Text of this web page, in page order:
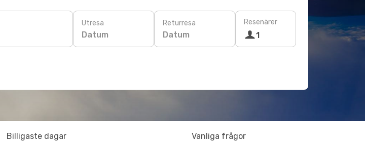
Utresa
Datum
Returresa
Datum
Resenärer
1
Billigaste dagar Vanliga frågor